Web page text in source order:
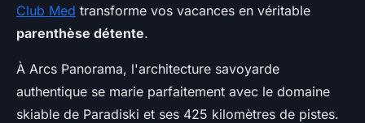
Club Med transforme vos vacances en véritable
parenthèse détente.
À Arcs Panorama, l'architecture savoyarde
authentique se marie parfaitement avec le domaine
skiable de Paradiski et ses 425 kilomètres de pistes.